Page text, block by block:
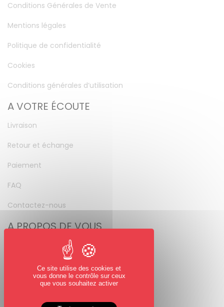
Conditions Générales de Vente
Mentions légales
Politique de confidentialité
Cookies
Conditions générales d’utilisation
A VOTRE ÉCOUTE
Livraison
Retour et échange
Paiement
FAQ
Contactez-nous
A PROPOS DE VOUS
Mot de passe perdu
NOUS SUIVRE
Ce site utilise des cookies et
vous donne le contrôle sur ceux
que vous souhaitez activer